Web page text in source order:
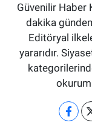
Güvenilir Haber
dakika
Editöryal
yararıdır.